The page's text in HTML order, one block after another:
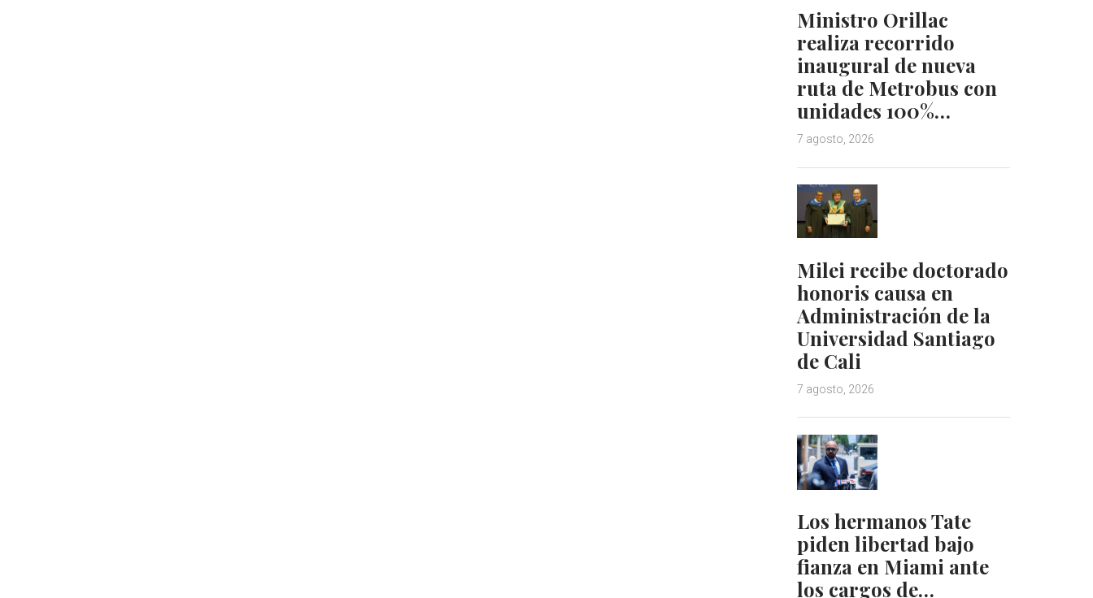
Ministro Orillac
realiza recorrido
inaugural de nueva
ruta de Metrobus con
unidades 100%…
7 agosto, 2026
Milei recibe doctorado
honoris causa en
Administración de la
Universidad Santiago
de Cali
7 agosto, 2026
Los hermanos Tate
piden libertad bajo
fianza en Miami ante
los cargos de…